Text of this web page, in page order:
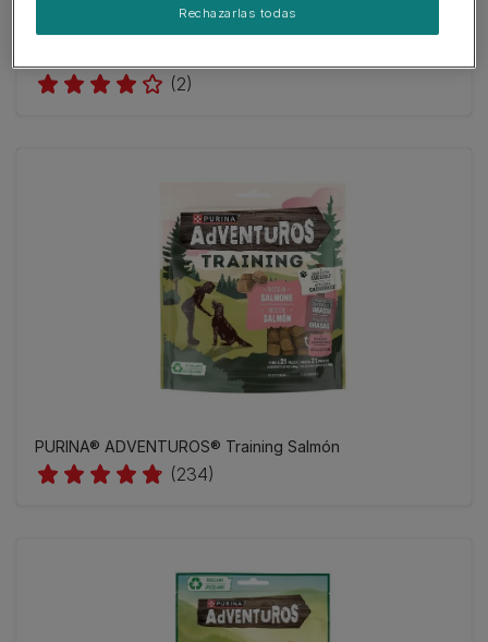
(2)
PURINA® ADVENTUROS® Training Salmón
(234)
Rechazarlas todas